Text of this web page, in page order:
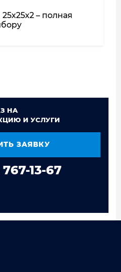
– полная
НА
И УСЛУГИ
ЗАЯВКУ
13-67